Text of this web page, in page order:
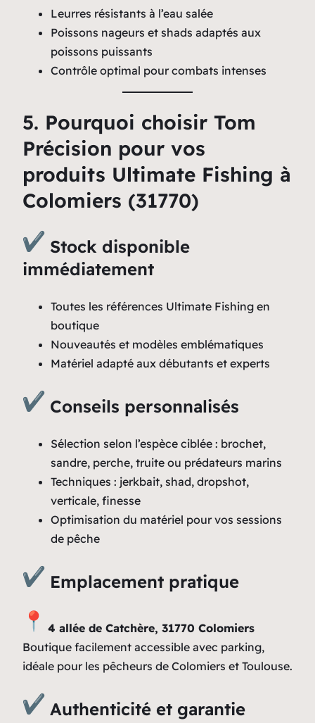
Leurres résistants à l’eau salée
Poissons nageurs et shads adaptés aux
poissons puissants
Contrôle optimal pour combats intenses
5. Pourquoi choisir Tom
Précision pour vos
produits Ultimate Fishing à
Colomiers (31770)
Stock disponible
immédiatement
Toutes les références Ultimate Fishing en
boutique
Nouveautés et modèles emblématiques
Matériel adapté aux débutants et experts
Conseils personnalisés
Sélection selon l’espèce ciblée : brochet,
sandre, perche, truite ou prédateurs marins
Techniques : jerkbait, shad, dropshot,
verticale, finesse
Optimisation du matériel pour vos sessions
de pêche
Emplacement pratique
4 allée de Catchère, 31770 Colomiers
Boutique facilement accessible avec parking,
idéale pour les pêcheurs de Colomiers et Toulouse.
Authenticité et garantie